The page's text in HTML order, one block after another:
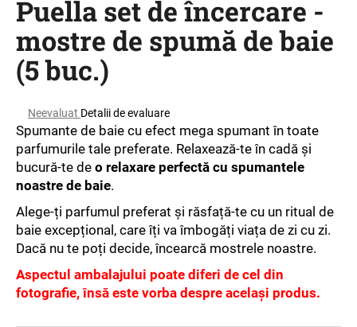
Puella set de încercare -
mostre de spumă de baie
(5 buc.)
Evaluarea
medie
a
produsului
este
0,0
5
stele.
Neevaluat Detalii de evaluare
Spumante de baie cu efect mega spumant în toate
parfumurile tale preferate. Relaxează-te în cadă și
bucură-te de o relaxare perfectă cu spumantele
noastre de baie.
Alege-ți parfumul preferat și răsfață-te cu un ritual de
baie excepțional, care îți va îmbogăți viața de zi cu zi.
Dacă nu te poți decide, încearcă mostrele noastre.
Aspectul ambalajului poate diferi de cel din
fotografie, însă este vorba despre același produs.
V
ă
e
c
o
m
a
n
d
ă